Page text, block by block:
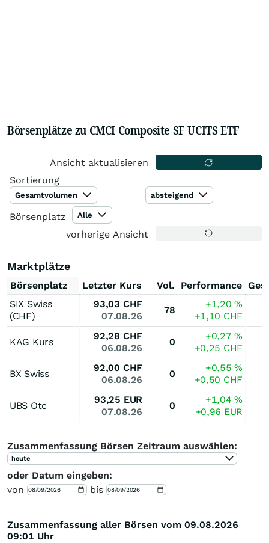
Börsenplätze zu CMCI Composite SF UCITS ETF
Ansicht aktualisieren
Sortierung
Gesamtvolumen absteigend
Börsenplatz Alle
vorherige Ansicht
Marktplätze
Börsenplatz Letzter Kurs Vol. Performance
SIX Swiss
(CHF)
93,03 CHF
07.08.26
78
+1,20%
+1,10 CHF
KAG Kurs
92,28 CHF
06.08.26
0
+0,27%
+0,25 CHF
BX Swiss
92,00 CHF
06.08.26
0
+0,55%
+0,50 CHF
UBS Otc
93,25 EUR
07.08.26
0
+1,04%
+0,96 EUR
Zusammenfassung Börsen Zeitraum auswählen:
heute
oder Datum eingeben:
von
bis
Zusammenfassung aller Börsen vom 09.08.2026
09:01 Uhr